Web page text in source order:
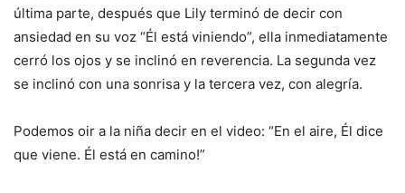
última parte, después que Lily terminó de decir con
ansiedad en su voz “Él está viniendo”, ella inmediatamente
cerró los ojos y se inclinó en reverencia. La segunda vez
se inclinó con una sonrisa y la tercera vez, con alegría.
Podemos oir a la niña decir en el video: “En el aire, Él dice
que viene. Él está en camino!”